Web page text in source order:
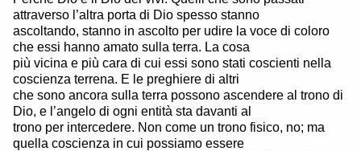
attraverso l’altra porta di Dio spesso stanno
ascoltando, stanno in ascolto per udire la voce di coloro
che essi hanno amato sulla terra. La cosa
più vicina e più cara di cui essi sono stati coscienti nella
coscienza terrena. E le preghiere di altri
che sono ancora sulla terra possono ascendere al trono di
Dio, e l’angelo di ogni entità sta davanti al
trono per intercedere. Non come un trono fisico, no; ma
quella coscienza in cui possiamo essere